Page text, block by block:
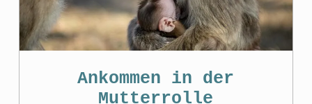
Ankommen in der
Mutterrolle